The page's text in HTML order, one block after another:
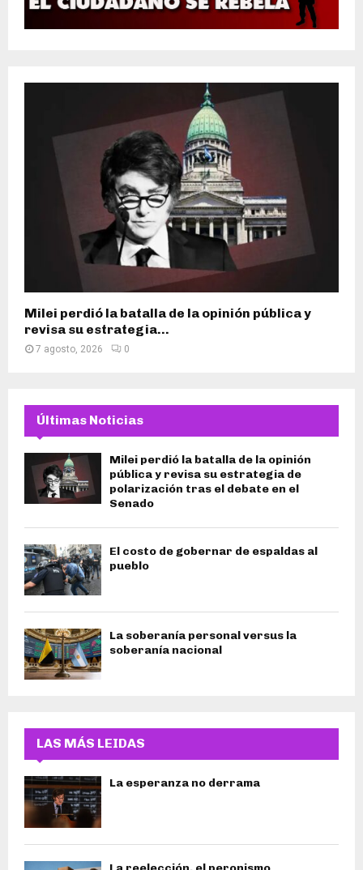
Milei perdió la batalla de la opinión pública y
revisa su estrategia...
7 agosto, 2026 0
Últimas Noticias
Milei perdió la batalla de la opinión
pública y revisa su estrategia de
polarización tras el debate en el
Senado
El costo de gobernar de espaldas al
pueblo
La soberanía personal versus la
soberanía nacional
LAS MÁS LEIDAS
La esperanza no derrama